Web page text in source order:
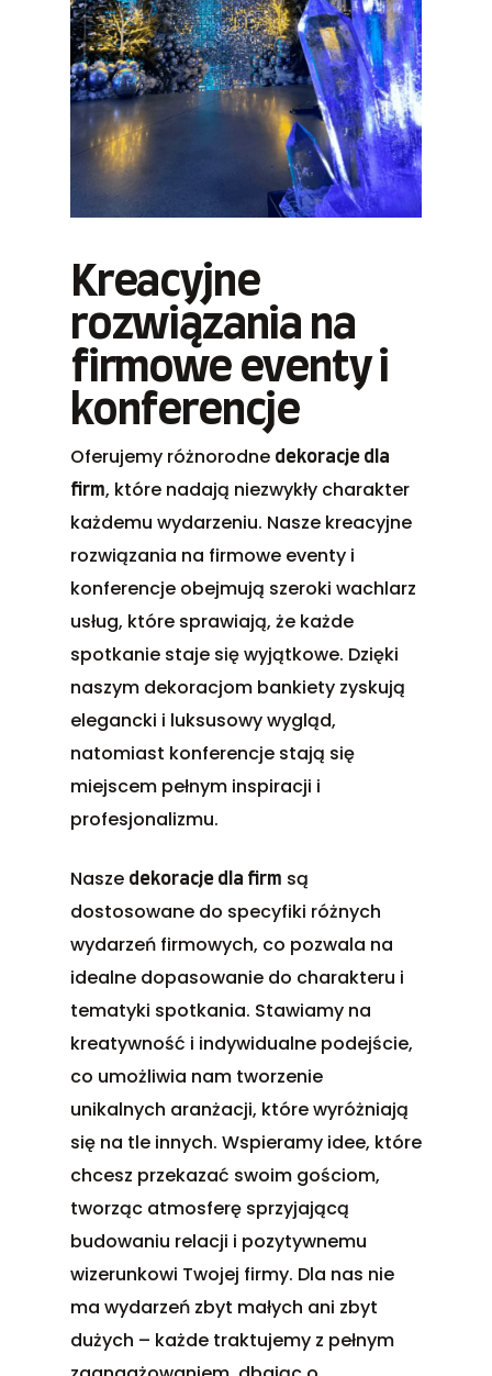
Kreacyjne
rozwiązania na
firmowe eventy i
konferencje
Oferujemy różnorodne dekoracje dla
firm, które nadają niezwykły charakter
każdemu wydarzeniu. Nasze kreacyjne
rozwiązania na firmowe eventy i
konferencje obejmują szeroki wachlarz
usług, które sprawiają, że każde
spotkanie staje się wyjątkowe. Dzięki
naszym dekoracjom bankiety zyskują
elegancki i luksusowy wygląd,
natomiast konferencje stają się
miejscem pełnym inspiracji i
profesjonalizmu.
Nasze dekoracje dla firm są
dostosowane do specyfiki różnych
wydarzeń firmowych, co pozwala na
idealne dopasowanie do charakteru i
tematyki spotkania. Stawiamy na
kreatywność i indywidualne podejście,
co umożliwia nam tworzenie
unikalnych aranżacji, które wyróżniają
się na tle innych. Wspieramy idee, które
chcesz przekazać swoim gościom,
tworząc atmosferę sprzyjającą
budowaniu relacji i pozytywnemu
wizerunkowi Twojej firmy. Dla nas nie
ma wydarzeń zbyt małych ani zbyt
dużych – każde traktujemy z pełnym